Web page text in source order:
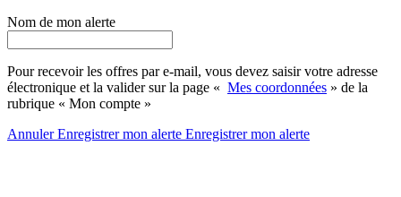
Nom de mon alerte
Pour recevoir les offres par e-mail, vous devez saisir votre adresse
électronique et la valider sur la page « Mes coordonnées » de la
rubrique « Mon compte »
AnnulerEnregistrer mon alerte Enregistrermon alerte